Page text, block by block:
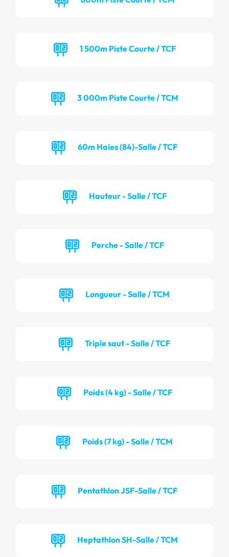
1 500m Piste Courte / TCF
3 000m Piste Courte / TCM
60m Haies (84)-Salle / TCF
Hauteur - Salle / TCF
Perche - Salle / TCF
Longueur - Salle / TCM
Triple saut - Salle / TCF
Poids (4 kg) - Salle / TCF
Poids (7 kg) - Salle / TCM
Pentathlon JSF-Salle / TCF
Heptathlon SH-Salle / TCM